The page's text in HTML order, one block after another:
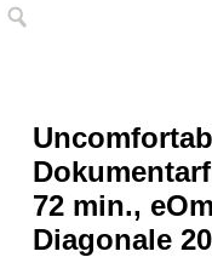
72 min.,
Diagonale